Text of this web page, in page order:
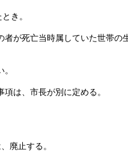
き。
が死亡当時属していた世帯
は、市長が別に定める。
廃止する。